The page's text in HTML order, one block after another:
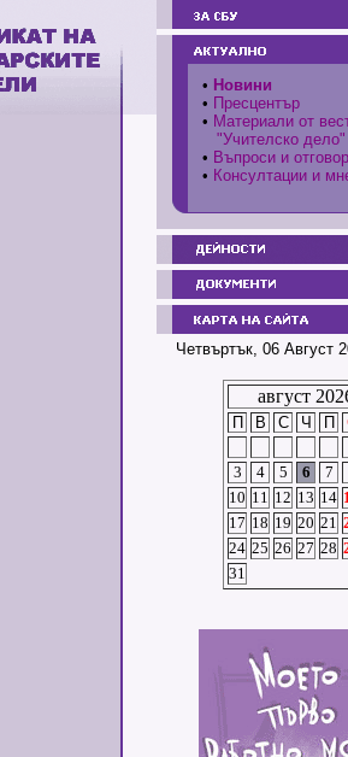
• Новини
• Пресцентър
• Материали от
"Учителско дело"
• Въпроси и
• Консултации и
Четвъртък, 06 Август
август
П В С Ч П
3
4 5 6 7
10 11 12 13 14
17 18 19 20 21
24 25 26 27 28
31